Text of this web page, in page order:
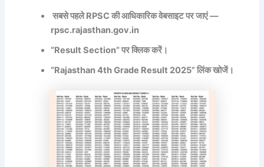
सबसे पहले RPSC की आधिकारिक वेबसाइट पर जाएं —
rpsc.rajasthan.gov.in
“Result Section” पर क्लिक करें।
“Rajasthan 4th Grade Result 2025” लिंक खोजें।